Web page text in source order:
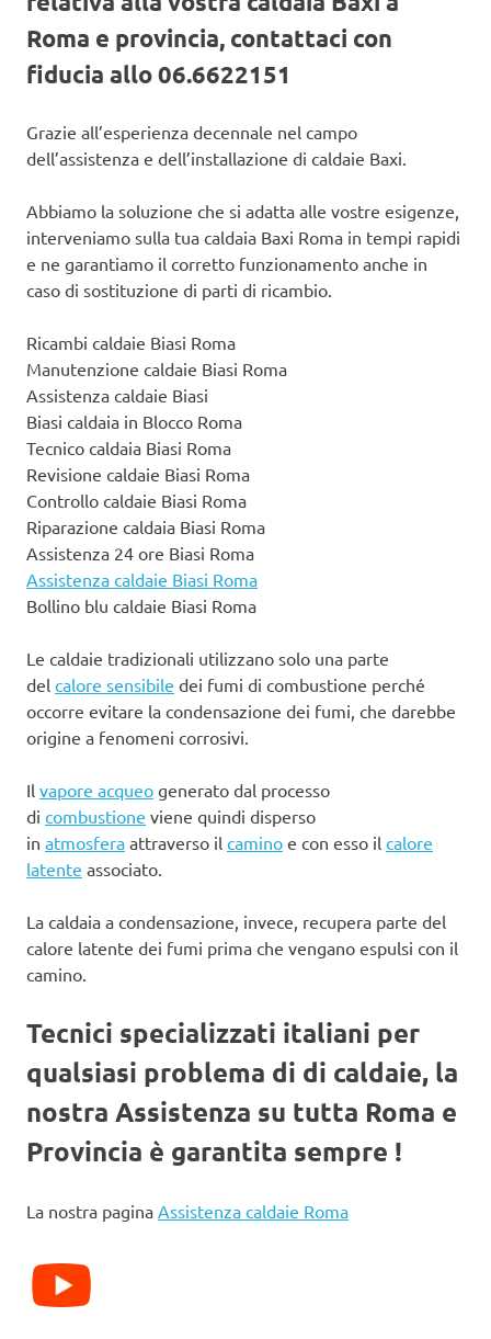
Roma e provincia, contattaci con
fiducia allo 06.6622151
Grazie all’esperienza decennale nel campo
dell’assistenza e dell’installazione di caldaie Baxi.
Abbiamo la soluzione che si adatta alle vostre esigenze,
interveniamo sulla tua caldaia Baxi Roma in tempi rapidi
e ne garantiamo il corretto funzionamento anche in
caso di sostituzione di parti di ricambio.
Ricambi caldaie Biasi Roma
Manutenzione caldaie Biasi Roma
Assistenza caldaie Biasi
Biasi caldaia in Blocco Roma
Tecnico caldaia Biasi Roma
Revisione caldaie Biasi Roma
Controllo caldaie Biasi Roma
Riparazione caldaia Biasi Roma
Assistenza 24 ore Biasi Roma
Assistenza caldaie Biasi Roma
Bollino blu caldaie Biasi Roma
Le caldaie tradizionali utilizzano solo una parte
del calore sensibile dei fumi di combustione perché
occorre evitare la condensazione dei fumi, che darebbe
origine a fenomeni corrosivi.
Il vapore acqueo generato dal processo
di combustione viene quindi disperso
in atmosfera attraverso il camino e con esso il calore
latente associato.
La caldaia a condensazione, invece, recupera parte del
calore latente dei fumi prima che vengano espulsi con il
camino.
Tecnici specializzati italiani per
qualsiasi problema di di caldaie, la
nostra Assistenza su tutta Roma e
Provincia è garantita sempre !
La nostra pagina Assistenza caldaie Roma